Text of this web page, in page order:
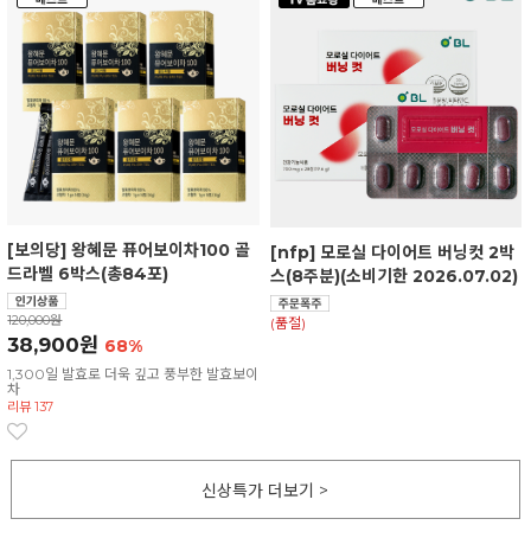
[보의당] 왕혜문 퓨어보이차100 골
드라벨 6박스(총84포)
120,000원
38,900원 68%
1,300일 발효로 더욱 깊고 풍부한 발효보이
차
리뷰 137
[nfp] 모로실 다이어트 버닝컷 2박
스(8주분)(소비기한 2026.07.02)
(품절)
신상특가 더보기 >